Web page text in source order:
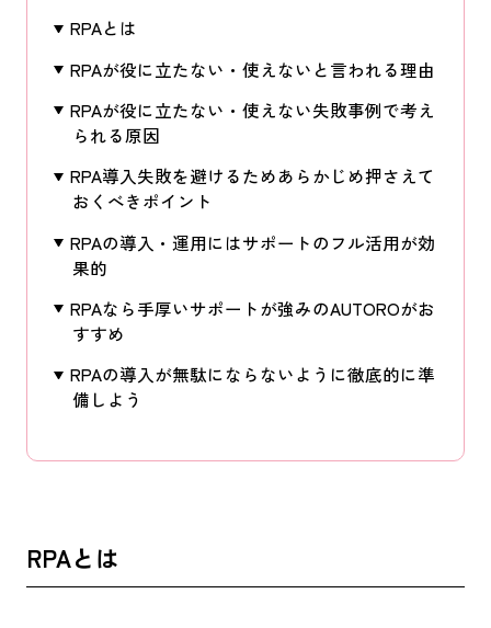
RPAとは
RPAが役に立たない・使えないと言われる理由
RPAが役に立たない・使えない失敗事例で考え
られる原因
RPA導入失敗を避けるためあらかじめ押さえて
おくべきポイント
RPAの導入・運用にはサポートのフル活用が効
果的
RPAなら手厚いサポートが強みのAUTOROがお
すすめ
RPAの導入が無駄にならないように徹底的に準
備しよう
RPAとは